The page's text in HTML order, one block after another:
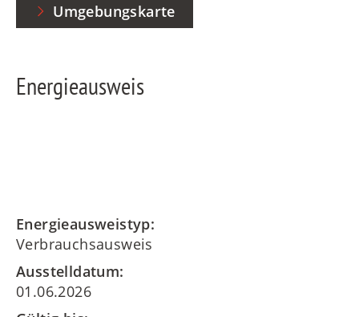
Umgebungskarte
Energieausweis
Energieausweistyp:
Verbrauchsausweis
Ausstelldatum:
01.06.2026